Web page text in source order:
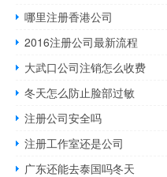
哪里注册香港公司
2016注册公司最新流程
大武口公司注销怎么收费
冬天怎么防止脸部过敏
注册公司安全吗
注册工作室还是公司
广东还能去泰国吗冬天